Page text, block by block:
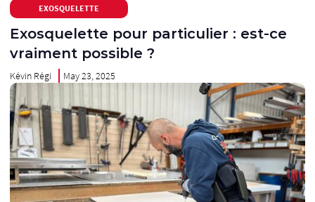
EXOSQUELETTE
Exosquelette pour particulier : est-ce
vraiment possible ?
Kévin Régi May 23, 2025